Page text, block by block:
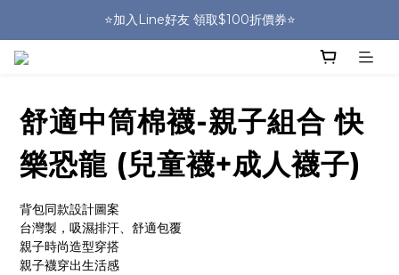
🎒HUGGER實體門市~實背才知道🎒
⭐️加入Line好友 領取$100折價券⭐️
舒適中筒棉襪-親子組合 快
樂恐龍 (兒童襪+成人襪子)
背包同款設計圖案
台灣製，吸濕排汗、舒適包覆
親子時尚造型穿搭
親子襪穿出生活感